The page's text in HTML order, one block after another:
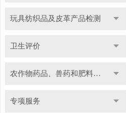
玩具纺织品及皮革产品检测
卫生评价
农作物药品、兽药和肥料检测
专项服务